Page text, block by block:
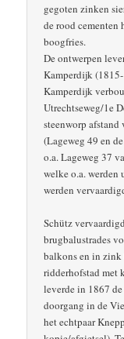
gegoten zinken
de rood cementen
boogfries.
De ontwerpen
Kamperdijk
Kamperdijk
Utrechtseweg/1e
steenworp
(Lageweg 49 en
o.a. Lageweg 37
welke o.a.
werden
Schütz
brugbalustrades
balkons en in zink
ridderhofstad met
leverde in 1867
doorgang in de
het echtpaar